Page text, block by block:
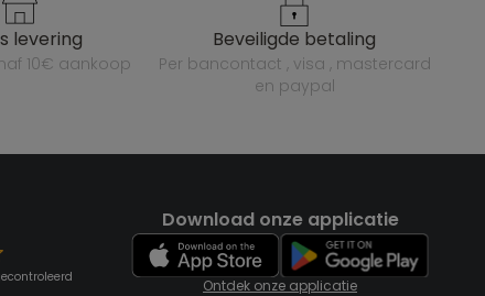
levering
10€ aankoop
beveiligde betaling
per bancontact , visa , mastercard
en paypal
Download onze applicatie
Ontdek onze applicatie